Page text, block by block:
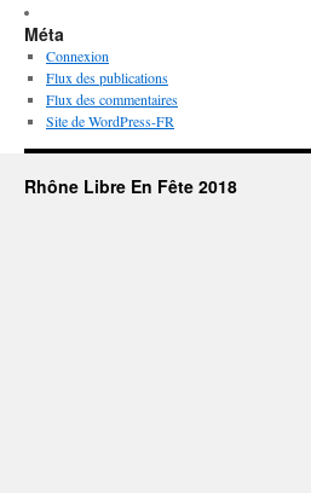
Méta
Connexion
Flux des publications
Flux des commentaires
Site de WordPress-FR
Rhône Libre En Fête 2018